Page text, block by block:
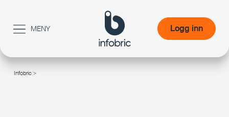
MENY
Logg inn
Logg inn
Infobric>